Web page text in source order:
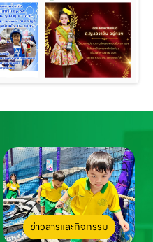
ข่าวสารและกิจกรรม